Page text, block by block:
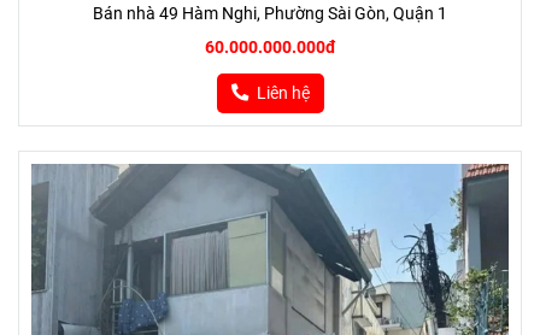
Bán nhà 49 Hàm Nghi, Phường Sài Gòn, Quận 1
60.000.000.000đ
Liên hệ